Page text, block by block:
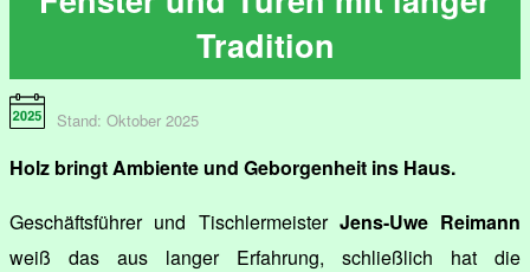
Tradition
Stand: Oktober 2025
Holz bringt Ambiente und Geborgenheit ins Haus.
Geschäftsführer und Tischlermeister Jens-Uwe Reimann
weiß das aus langer Erfahrung, schließlich hat die